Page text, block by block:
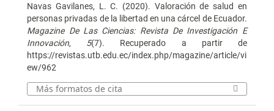
Navas Gavilanes, L. C. (2020). Valoración de salud en
personas privadas de la libertad en una cárcel de Ecuador.
Magazine De Las Ciencias: Revista De Investigación E
Innovación, 5(7). Recuperado a partir de
https://revistas.utb.edu.ec/index.php/magazine/article/vi
ew/962
Más formatos de cita